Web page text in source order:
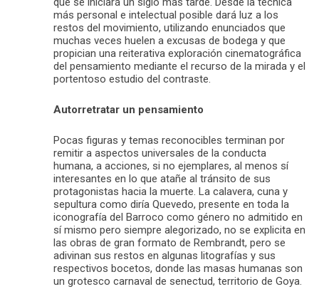
más personal e intelectual posible dará luz a los
restos del movimiento, utilizando enunciados que
muchas veces huelen a excusas de bodega y que
propician una reiterativa exploración cinematográfica
del pensamiento mediante el recurso de la mirada y el
portentoso estudio del contraste.
Autorretratar un pensamiento
Pocas figuras y temas reconocibles terminan por
remitir a aspectos universales de la conducta
humana, a acciones, si no ejemplares, al menos sí
interesantes en lo que atañe al tránsito de sus
protagonistas hacia la muerte. La calavera, cuna y
sepultura como diría Quevedo, presente en toda la
iconografía del Barroco como género no admitido en
sí mismo pero siempre alegorizado, no se explicita en
las obras de gran formato de Rembrandt, pero se
adivinan sus restos en algunas litografías y sus
respectivos bocetos, donde las masas humanas son
un grotesco carnaval de senectud, territorio de Goya.